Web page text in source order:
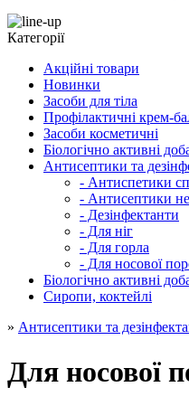
Категорії
Акційні товари
Новинки
Засоби для тіла
Профілактичні крем-
Засоби косметичні
Біологічно активні
Антисептики та
- Антиспетики
- Антисептики
- Дезінфектанти
- Для ніг
- Для горла
- Для носової
Біологічно активні
Сиропи, коктейлі
» Антисептики та
Для носової